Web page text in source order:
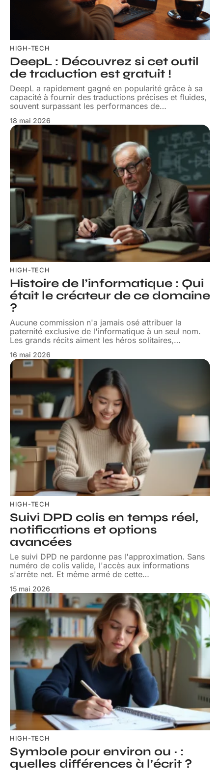
HIGH-TECH
DeepL : Découvrez si cet outil
de traduction est gratuit !
DeepL a rapidement gagné en popularité grâce à sa
capacité à fournir des traductions précises et fluides,
souvent surpassant les performances de…
18 mai 2026
HIGH-TECH
Histoire de l’informatique : Qui
était le créateur de ce domaine
?
Aucune commission n'a jamais osé attribuer la
paternité exclusive de l'informatique à un seul nom.
Les grands récits aiment les héros solitaires,…
16 mai 2026
HIGH-TECH
Suivi DPD colis en temps réel,
notifications et options
avancées
Le suivi DPD ne pardonne pas l'approximation. Sans
numéro de colis valide, l'accès aux informations
s'arrête net. Et même armé de cette…
15 mai 2026
HIGH-TECH
Symbole pour environ ou ~ :
quelles différences à l’écrit ?